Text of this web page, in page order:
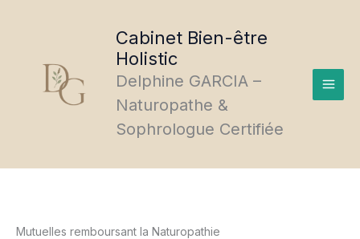
Cabinet Bien-être
Holistic
Delphine GARCIA –
Naturopathe &
Sophrologue Certifiée
Mutuelles remboursant la Naturopathie